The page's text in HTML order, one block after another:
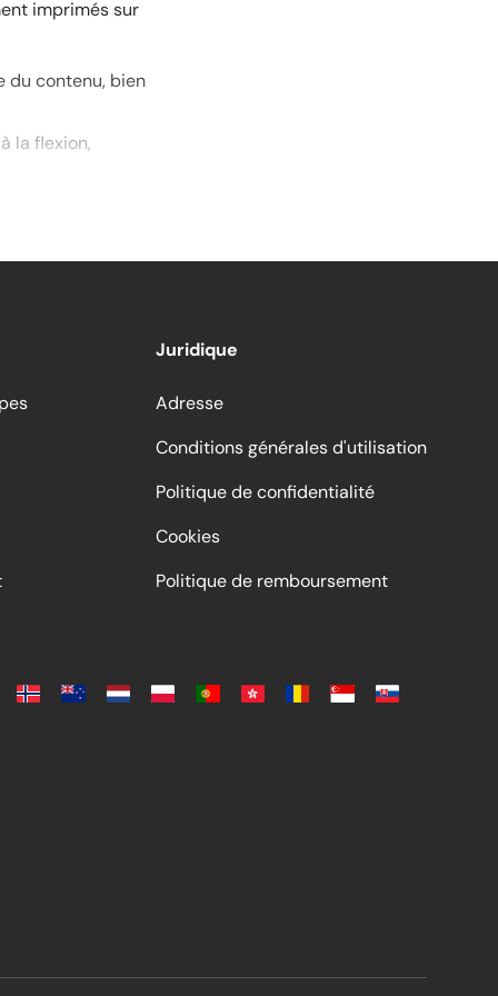
imprimés sur
du contenu, bien
la flexion,
inclus", facilitant
tandis
pour une
les exigences
Juridique
Adresse
Conditions générales d'utilisation
Politique de confidentialité
Cookies
Politique de remboursement